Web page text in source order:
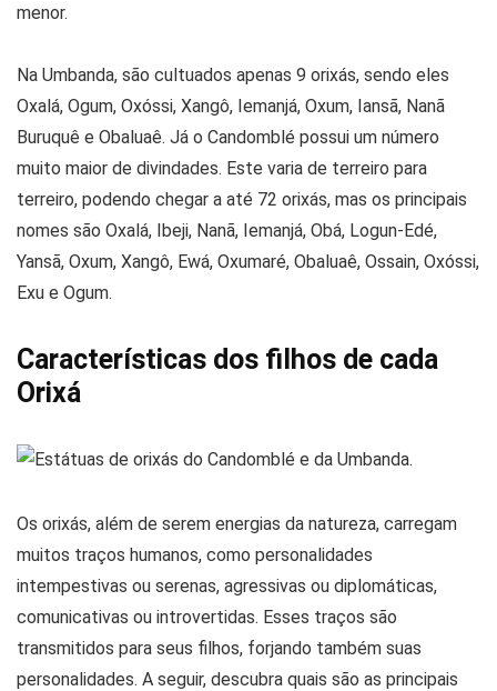
menor.
Na Umbanda, são cultuados apenas 9 orixás, sendo eles
Oxalá, Ogum, Oxóssi, Xangô, Iemanjá, Oxum, Iansã, Nanã
Buruquê e Obaluaê. Já o Candomblé possui um número
muito maior de divindades. Este varia de terreiro para
terreiro, podendo chegar a até 72 orixás, mas os principais
nomes são Oxalá, Ibeji, Nanã, Iemanjá, Obá, Logun-Edé,
Yansã, Oxum, Xangô, Ewá, Oxumaré, Obaluaê, Ossain, Oxóssi,
Exu e Ogum.
Características dos filhos de cada
Orixá
Os orixás, além de serem energias da natureza, carregam
muitos traços humanos, como personalidades
intempestivas ou serenas, agressivas ou diplomáticas,
comunicativas ou introvertidas. Esses traços são
transmitidos para seus filhos, forjando também suas
personalidades. A seguir, descubra quais são as principais